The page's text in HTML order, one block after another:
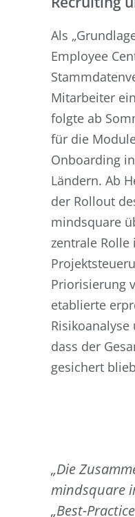
Als
Employee
Mitarbeiter
folgte ab
für die
Onboarding
Ländern. Ab
der Rollout
mindsquare
zentrale Rolle
Priorisierung
etablierte
dass der
gesichert
„Die
mindsquare
„Best-